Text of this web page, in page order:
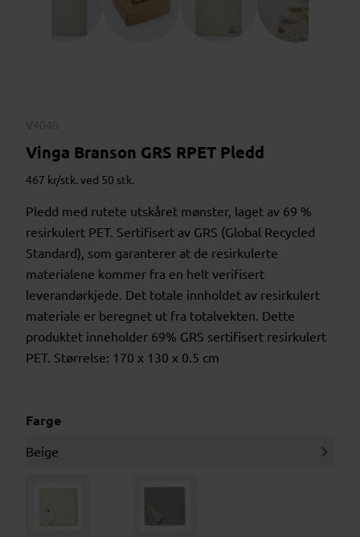
V4040
Vinga Branson GRS RPET Pledd
467 kr/stk. ved 50 stk.
Pledd med rutete utskåret mønster, laget av 69 %
resirkulert PET. Sertifisert av GRS (Global Recycled
Standard), som garanterer at de resirkulerte
materialene kommer fra en helt verifisert
leverandørkjede. Det totale innholdet av resirkulert
materiale er beregnet ut fra totalvekten. Dette
produktet inneholder 69% GRS sertifisert resirkulert
PET. Størrelse: 170 x 130 x 0.5 cm
Farge
Beige